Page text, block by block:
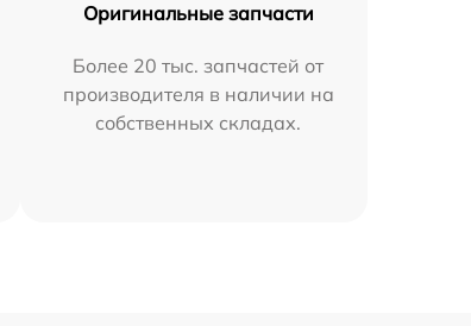
Оригинальные запчасти
Более 20 тыс. запчастей от
производителя в наличии на
собственных складах.